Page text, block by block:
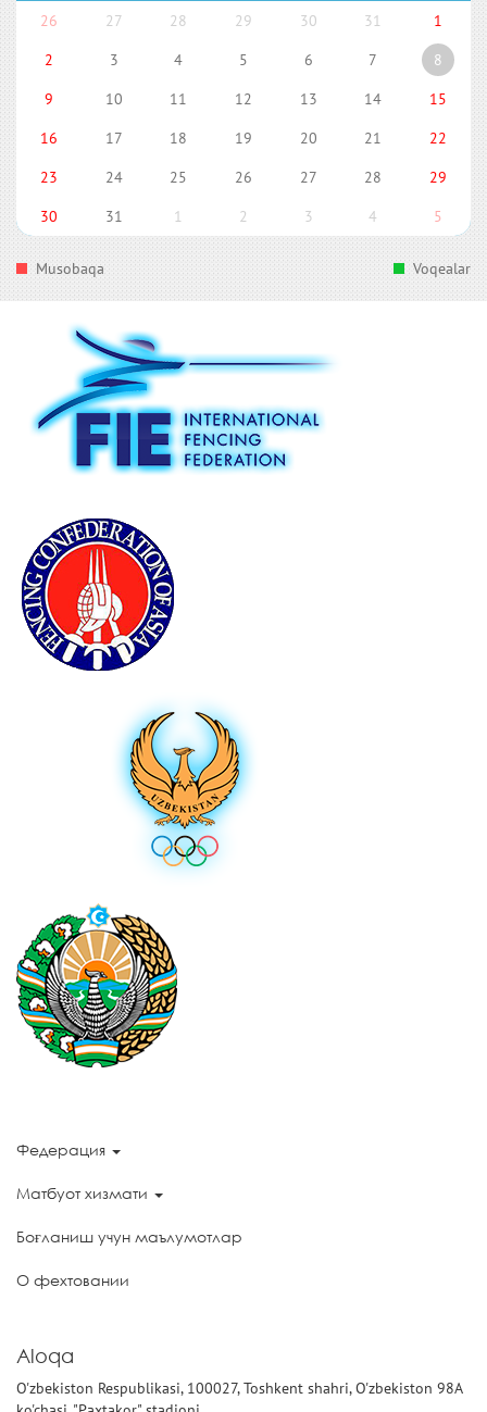
26 27 28 29 30 31
1
2
3 4 5 6 7
8
9
10 11 12 13 14
15
16
17 18 19 20 21
22
23
24 25 26 27 28
29
30
31 1 2 3 4 5
Musobaqa Voqealar
Федерация
Матбуот хизмати
Боғланиш учун маълумотлар
О фехтовании
Aloqa
O'zbekiston Respublikasi, 100027, Toshkent shahri, O'zbekiston 98A